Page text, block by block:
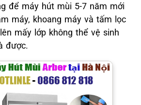
để máy hút mùi 5-7 năm mới
máy, khoang máy và tấm lọc
mấy lớp không thể vệ sinh
được.